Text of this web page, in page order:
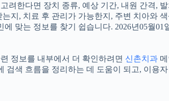
려한다면 장치 종류, 예상 기간, 내원 간격,
지, 치료 후 관리가 가능한지, 주변 치아와
맞는 정보를 찾기 쉽습니다. 2026년05월01
정보를 내부에서 더 확인하려면 신촌치과
검색 흐름을 정리하는 데 도움이 되고, 이용